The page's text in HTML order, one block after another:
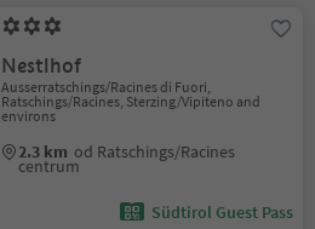
Nestlhof
Ausserratschings/Racines di Fuori,
Ratschings/Racines, Sterzing/Vipiteno and
environs
2.3 km od Ratschings/Racines
centrum
Südtirol Guest Pass